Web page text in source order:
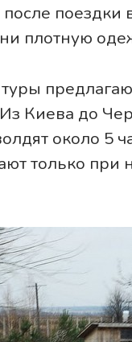
плотную
туры
Киева до
около 5
только при